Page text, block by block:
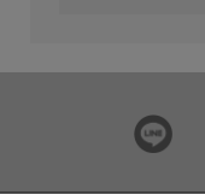
ブランド